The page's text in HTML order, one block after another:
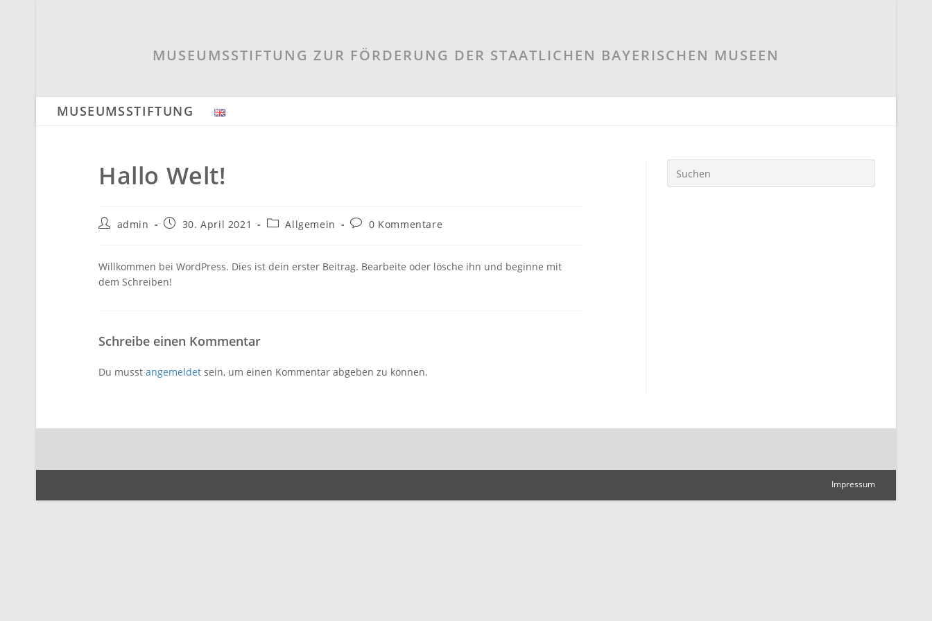
MUSEUMSSTIFTUNG ZUR FÖRDERUNG DER STAATLICHEN BAYERISCHEN MUSEEN
MUSEUMSSTIFTUNG
Hallo Welt!
Beitrags-
admin
Beitrag30. April 2021
Beitrags-
Allgemein
Beitrags-
0 Kommentare
Willkommen bei WordPress. Dies ist dein erster Beitrag. Bearbeite oder lösche ihn und beginne mit
dem Schreiben!
Schreibe einen Kommentar
Du musst angemeldet sein, um einen Kommentar abgeben zu können.
Impressum